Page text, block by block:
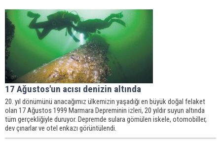
17 Ağustos'un acısı denizin altında
20. yıl dönümünü anacağımız ülkemizin yaşadığı en büyük doğal felaket
olan 17 Ağustos 1999 Marmara Depreminin izleri, 20 yıldır suyun altında
tüm gerçekliğiyle duruyor. Depremde sulara gömülen iskele, otomobiller,
dev çınarlar ve otel enkazı görüntülendi.